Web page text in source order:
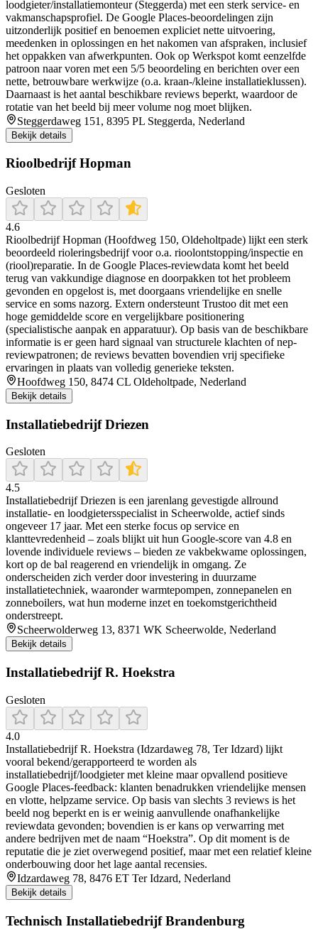
loodgieter/installatiemonteur (Steggerda) met een sterk service- en
vakmanschapsprofiel. De Google Places-beoordelingen zijn
uitzonderlijk positief en benoemen expliciet nette uitvoering,
meedenken in oplossingen en het nakomen van afspraken, inclusief
het oppakken van afwerkpunten. Ook op Werkspot komt eenzelfde
patroon naar voren met een 5/5 beoordeling en berichten over een
nette, betrouwbare werkwijze (o.a. kraan-/kleine installatieklussen).
Daarnaast is het aantal beschikbare reviews beperkt, waardoor de
rotatie van het beeld bij meer volume nog moet blijken.
Steggerdaweg 151, 8395 PL Steggerda, Nederland
Bekijk details
Rioolbedrijf Hopman
Gesloten
4.6
Rioolbedrijf Hopman (Hoofdweg 150, Oldeholtpade) lijkt een sterk
beoordeeld rioleringsbedrijf voor o.a. rioolontstopping/inspectie en
(riool)reparatie. In de Google Places-reviewdata komt het beeld
terug van vakkundige diagnose en doorpakken tot het probleem
gevonden en opgelost is, met doorgaans vriendelijke en snelle
service en soms nazorg. Extern ondersteunt Trustoo dit met een
hoge gemiddelde score en vergelijkbare positionering
(specialistische aanpak en apparatuur). Op basis van de beschikbare
informatie is er geen hard signaal van structurele klachten of nep-
reviewpatronen; de reviews bevatten bovendien vrij specifieke
ervaringen in plaats van volledig generieke teksten.
Hoofdweg 150, 8474 CL Oldeholtpade, Nederland
Bekijk details
Installatiebedrijf Driezen
Gesloten
4.5
Installatiebedrijf Driezen is een jarenlang gevestigde allround
installatie- en loodgietersspecialist in Scheerwolde, actief sinds
ongeveer 17 jaar. Met een sterke focus op service en
klanttevredenheid – zoals blijkt uit hun Google-score van 4.8 en
lovende individuele reviews – bieden ze vakbekwame oplossingen,
kort op de bal reagerend en vriendelijk in omgang. Ze
onderscheiden zich verder door investering in duurzame
installatietechniek, waaronder warmtepompen, zonnepanelen en
zonneboilers, wat hun moderne inzet en toekomstgerichtheid
onderstreept.
Scheerwolderweg 13, 8371 WK Scheerwolde, Nederland
Bekijk details
Installatiebedrijf R. Hoekstra
Gesloten
4.0
Installatiebedrijf R. Hoekstra (Idzardaweg 78, Ter Idzard) lijkt
vooral bekend/gerapporteerd te worden als
installatiebedrijf/loodgieter met kleine maar opvallend positieve
Google Places-feedback: klanten benadrukken vriendelijke mensen
en vlotte, helpzame service. Op basis van slechts 3 reviews is het
beeld nog beperkt en is er weinig aanvullende onafhankelijke
reviewdata gevonden; bovendien is er kans op verwarring met
andere bedrijven met de naam “Hoekstra”. Op dit moment is de
reputatie die je ziet overwegend positief, maar met een relatief kleine
onderbouwing door het lage aantal recensies.
Idzardaweg 78, 8476 ET Ter Idzard, Nederland
Bekijk details
Technisch Installatiebedrijf Brandenburg